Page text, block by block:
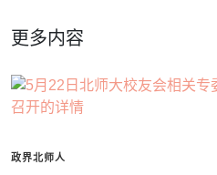
更多内容
政界北师人